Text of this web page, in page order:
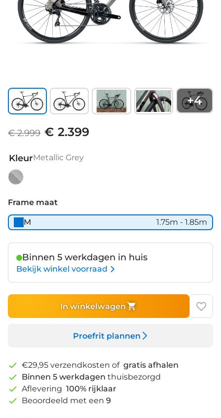
+4
€ 2.999 € 2.399
KleurMetallic Grey
Grey
Frame maat
M 1.75m - 1.85m
Binnen 5 werkdagen in huis
Bekijk winkel voorraad
In winkelwagen
Proefrit plannen
€29,95 verzendkosten of gratis afhalen
Binnen 5 werkdagen thuisbezorgd
Aflevering 100% rijklaar
Beoordeeld met een 9